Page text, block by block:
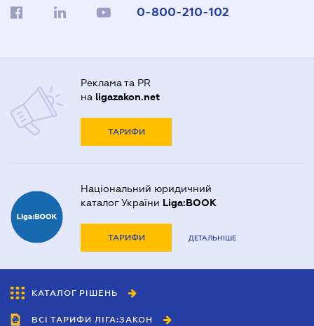
0-800-210-102
Реклама та PR
на ligazakon.net
ТАРИФИ
Національний юридичний
каталог України Liga:BOOK
ТАРИФИ ДЕТАЛЬНІШЕ
КАТАЛОГ РІШЕНЬ
ВСІ ТАРИФИ ЛІГА:ЗАКОН